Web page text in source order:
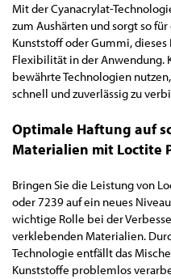
Mit der Cyanacrylat-
zum Aushärten und sorgt so
Kunststoff oder Gummi,
Flexibilität in der Anwendung.
bewährte Technologien
schnell und zuverlässig zu
Optimale Haftung auf
Materialien mit Loctite
Bringen Sie die Leistung von
oder 7239 auf ein neues
wichtige Rolle bei der
verklebenden Materialien.
Technologie entfällt das
Kunststoffe problemlos